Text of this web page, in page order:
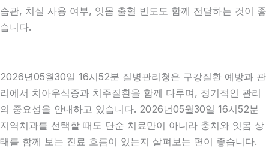
습관, 치실 사용 여부, 잇몸 출혈 빈도도 함께 전달하는 것이 좋
습니다.
2026년05월30일 16시52분 질병관리청은 구강질환 예방과 관
리에서 치아우식증과 치주질환을 함께 다루며, 정기적인 관리
의 중요성을 안내하고 있습니다. 2026년05월30일 16시52분
지역치과를 선택할 때도 단순 치료만이 아니라 충치와 잇몸 상
태를 함께 보는 진료 흐름이 있는지 살펴보는 편이 좋습니다.